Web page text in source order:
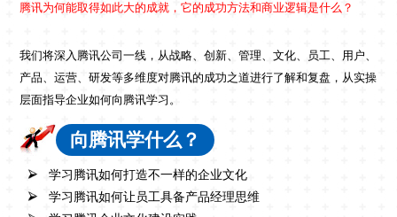
腾讯为何能取得如此大的成就，它的成功方法和商业逻辑是什么？
我们将深入腾讯公司一线，从战略、创新、管理、文化、员工、用户、
产品、运营、研发等多维度对腾讯的成功之道进行了解和复盘，从实操
层面指导企业如何向腾讯学习。
向腾讯学什么？
学习腾讯如何打造不一样的企业文化
学习腾讯如何让员工具备产品经理思维